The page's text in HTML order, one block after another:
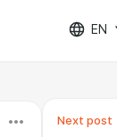
EN
Next post